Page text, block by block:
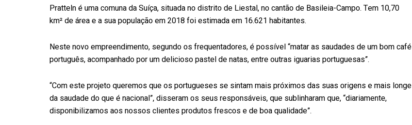
Pratteln é uma comuna da Suíça, situada no distrito de Liestal, no cantão de Basileia-Campo. Tem 10,70
km² de área e a sua população em 2018 foi estimada em 16.621 habitantes.
Neste novo empreendimento, segundo os frequentadores, é possível “matar as saudades de um bom café
português, acompanhado por um delicioso pastel de natas, entre outras iguarias portuguesas”.
“Com este projeto queremos que os portugueses se sintam mais próximos das suas origens e mais longe
da saudade do que é nacional”, disseram os seus responsáveis, que sublinharam que, “diariamente,
disponibilizamos aos nossos clientes produtos frescos e de boa qualidade”.